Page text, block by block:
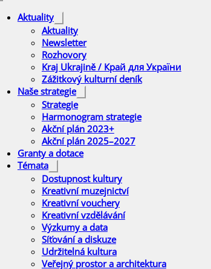
Aktuality
Aktuality
Newsletter
Rozhovory
Kraj Ukrajině / Край для України
Zážitkový kulturní deník
Naše strategie
Strategie
Harmonogram strategie
Akční plán 2023+
Akční plán 2025–2027
Granty a dotace
Témata
Dostupnost kultury
Kreativní muzejnictví
Kreativní vouchery
Kreativní vzdělávání
Výzkumy a data
Síťování a diskuze
Udržitelná kultura
Veřejný prostor a architektura